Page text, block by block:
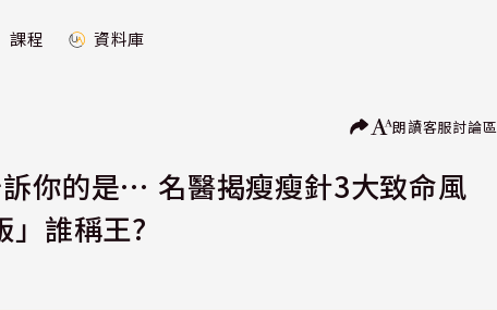
課程 資料庫
朗讀客服討論區
你的是… 名醫揭瘦瘦針3大致命風
」誰稱王?